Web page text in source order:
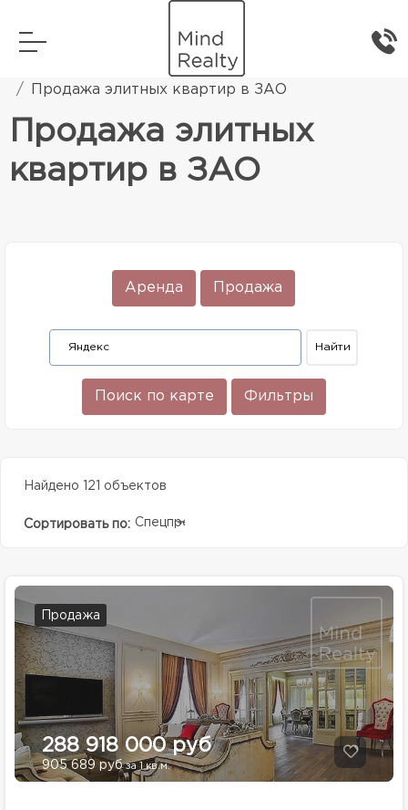
Элитная жилая недвижимость
Продажа элитных квартир в ЗАО
Продажа элитных
квартир в ЗАО
Аренда Продажа
Поиск по карте Фильтры
Найдено 121 объектов
Сортировать по: Спецпредолжение
Продажа
288 918 000 руб
905 689 рубза 1 кв.м.